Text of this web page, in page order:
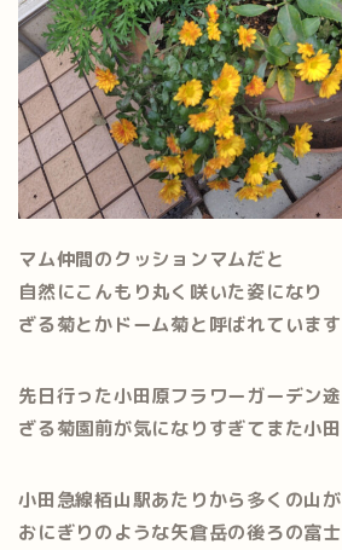
マム仲間のクッションマムだと
自然にこんもり丸く咲いた姿になり
ざる菊とかドーム菊と呼ばれています
先日行った小田原フラワーガーデン
ざる菊園前が気になりすぎてまた小
小田急線栢山駅あたりから多くの山
おにぎりのような矢倉岳の後ろの富